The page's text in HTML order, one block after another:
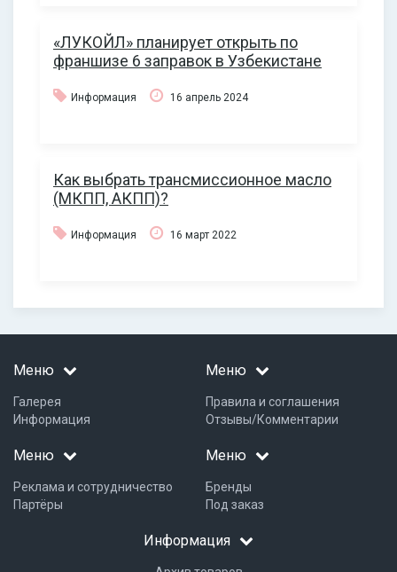
«ЛУКОЙЛ» планирует открыть по
франшизе 6 заправок в Узбекистане
Информация 16 апрель 2024
Как выбрать трансмиссионное масло
(МКПП, АКПП)?
Информация 16 март 2022
Меню
Галерея
Информация
Меню
Правила и соглашения
Отзывы/Комментарии
Меню
Реклама и сотрудничество
Партёры
Меню
Бренды
Под заказ
Информация